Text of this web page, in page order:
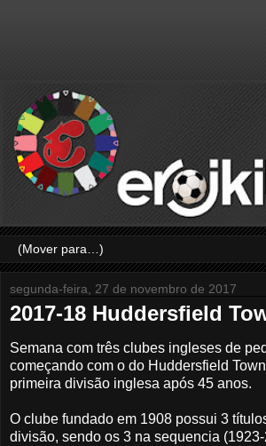
segunda-feira, 27 de novembro de 2017
2017-18 Huddersfield
Semana com três clubes ingleses de
começando com o do Huddersfield
primeira divisão inglesa após 45 anos.
O clube fundado em 1908 possui 3
divisão, sendo os 3 na sequencia